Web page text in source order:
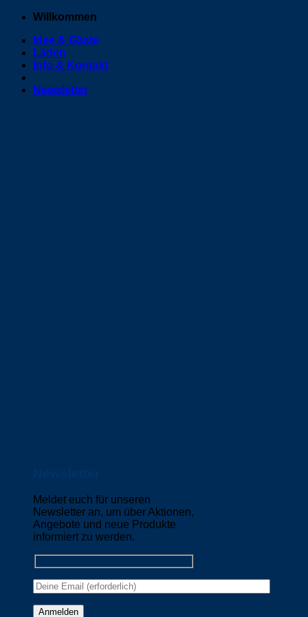
Zum
springen
Willkommen
Idee & Gäste
Läden
Info & Kontakt
Newsletter
Meldet euch für unseren
Newsletter an, um über Aktionen,
Angebote und neue Produkte
informiert zu werden.
Please leave this field empty.